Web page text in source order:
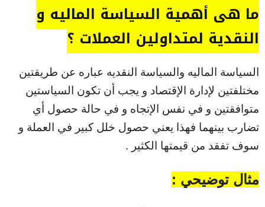
ما هي أهمية السياسة الماليه و
النقدية لمتداولين العملات ؟
السياسة الماليه والسياسة النقديه عباره عن طريقتين
مختلفتين لإدارة الإقتصاد و يجب أن تكون السياستين
متوافقتين و في نفس الإتجاه و في حالة حصول أي
تضارب بينهما فهذا يعني حصول خلل كبير في العملة و
سوف تفقد من قيمتها الكثير .
مثال توضيحي :